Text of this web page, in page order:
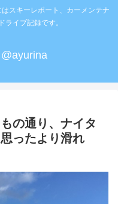
スキーレポート、カーメンテナ
ライブ記録です。
の通り、ナイタ
ったより滑れ